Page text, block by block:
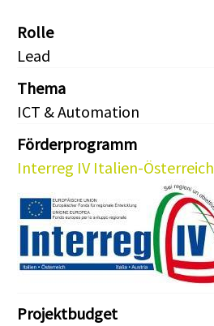
Rolle
Lead
Thema
ICT & Automation
Förderprogramm
Interreg IV Italien-Österreich
Projektbudget